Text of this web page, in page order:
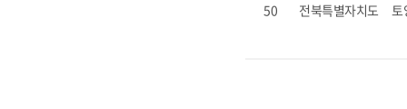
50 전북특별자치도 토